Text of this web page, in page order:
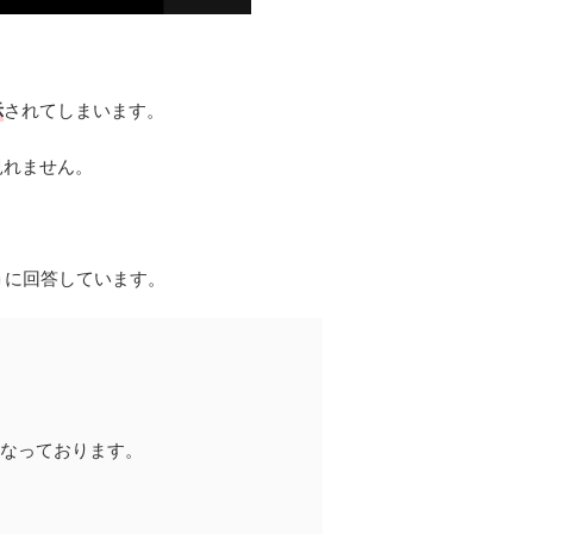
されてしまいます。
ません。
回答しています。
っております。